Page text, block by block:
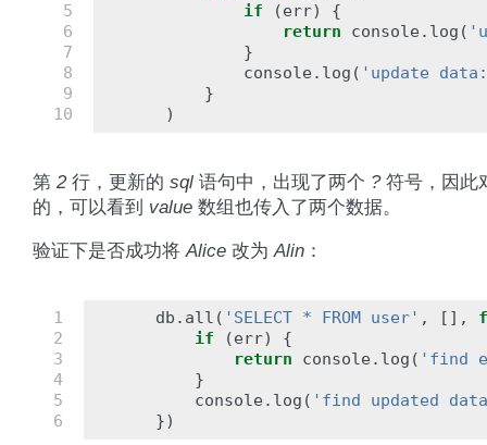
5
6
7
8
9
10
if
(err)
{
return
console . log (
}
console . log ( 'update
}
)
第 2行，更新的 sql 语句中，出现了两个 ?符号，因此
的，可以看到 value 数组也传入了两个数据。
验证下是否成功将Alice 改为Alin ：
1
2
3
4
5
6
db . all ( 'SELECT * FROM user' , [],
if
(err)
{
return
console . log ( 'find
}
console . log ( 'find updated
})